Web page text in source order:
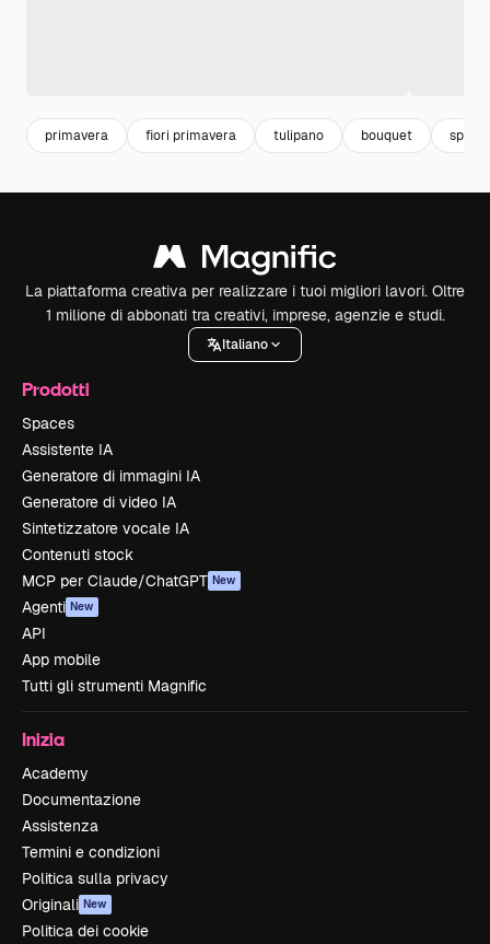
primavera fiori primavera tulipano bouquet spring
La piattaforma creativa per realizzare i tuoi migliori lavori. Oltre
1 milione di abbonati tra creativi, imprese, agenzie e studi.
Italiano
Prodotti
Spaces
Assistente IA
Generatore di immagini IA
Generatore di video IA
Sintetizzatore vocale IA
Contenuti stock
MCP per Claude/ChatGPT New
Agenti New
API
App mobile
Tutti gli strumenti Magnific
Inizia
Academy
Documentazione
Assistenza
Termini e condizioni
Politica sulla privacy
Originali New
Politica dei cookie